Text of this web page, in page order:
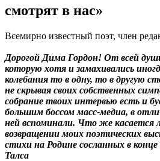
смотрят в нас»
Всемирно известный поэт, член
Дорогой Дима Гордон! От всей
которую хотя и замахивались
колебания то в одну, то в другую
не скрывая своих собственных
собрание твоих интервью есть и
большим боссом масс-медиа, в
ней вспоминали. Что же касается
возвращении моих поэтических
стихи на Родине сосланных в
Талса